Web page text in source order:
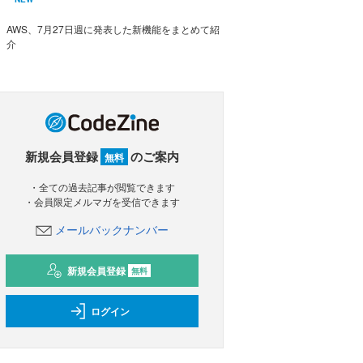
AWS、7月27日週に発表した新機能をまとめて紹
介
新規会員登録 無料 のご案内
・全ての過去記事が閲覧できます
・会員限定メルマガを受信できます
メールバックナンバー
新規会員登録 無料
ログイン